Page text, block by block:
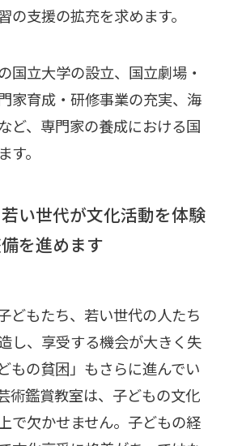
の支援の拡充を求めます。
国立大学の設立、国立劇場・
家育成・研修事業の充実、海
ど、専門家の養成における国
。
い世代が文化活動を体験
を進めます
どもたち、若い世代の人たち
し、享受する機会が大きく失
もの貧困」もさらに進んでい
術鑑賞教室は、子どもの文化
で欠かせません。子どもの経